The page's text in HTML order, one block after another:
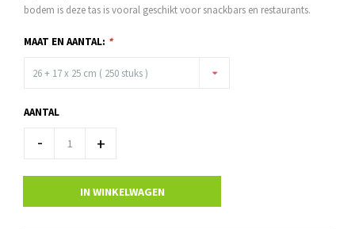
bodem is deze tas is vooral geschikt voor snackbars en restaurants.
MAAT EN AANTAL: *
26 + 17 x 25 cm ( 250 stuks )
AANTAL
- +
IN WINKELWAGEN